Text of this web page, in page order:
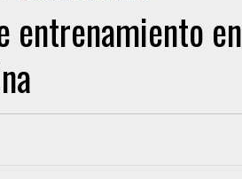
entrenamiento en